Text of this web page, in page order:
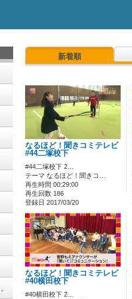
新着順
なるほど！聞きコミテレビ
#44二塚校下
#44二塚校下 2…
テーマ なるほど！聞きコ…
再生時間 00:29:00
再生回数 186
登録日 2017/03/20
なるほど！聞きコミテレビ
#40横田校下
#40横田校下 2…